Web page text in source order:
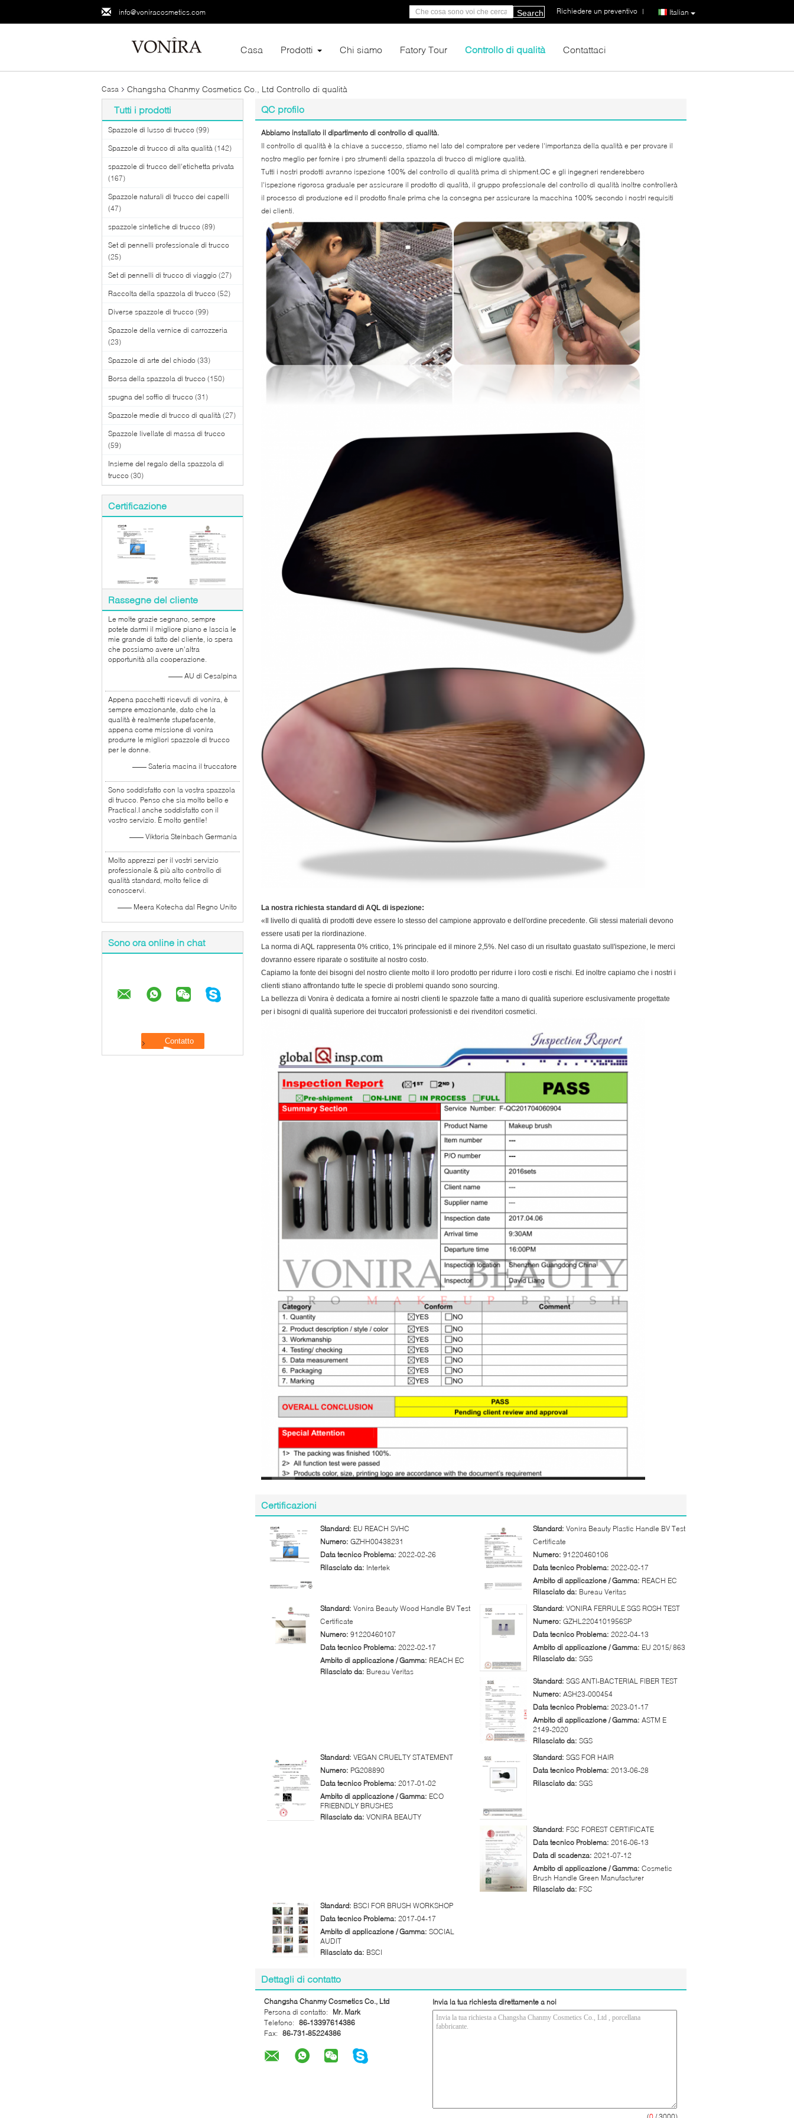
info@voniracosmetics.com Italian
Richiedere un preventivo |
Search
Casa Prodotti Chi siamo Fatory Tour Controllo di qualità Contattaci
Casa Changsha Chanmy Cosmetics Co., Ltd Controllo di qualità
Tutti i prodotti
Spazzole di lusso di trucco (99)
Spazzole di trucco di alta qualità (142)
spazzole di trucco dell'etichetta privata
(167)
Spazzole naturali di trucco dei capelli
(47)
spazzole sintetiche di trucco (89)
Set di pennelli professionale di trucco
(25)
Set di pennelli di trucco di viaggio (27)
Raccolta della spazzola di trucco (52)
Diverse spazzole di trucco (99)
Spazzole della vernice di carrozzeria
(23)
Spazzole di arte del chiodo (33)
Borsa della spazzola di trucco (150)
spugna del soffio di trucco (31)
Spazzole medie di trucco di qualità (27)
Spazzole livellate di massa di trucco
(59)
Insieme del regalo della spazzola di
trucco (30)
Certificazione
Rassegne del cliente
Le molte grazie segnano, sempre
potete darmi il migliore piano e lascia le
mie grande di tatto del cliente, io spera
che possiamo avere un'altra
opportunità alla cooperazione.
—— AU di Cesalpina
Appena pacchetti ricevuti di vonira, è
sempre emozionante, dato che la
qualità è realmente stupefacente,
appena come missione di vonira
produrre le migliori spazzole di trucco
per le donne.
—— Sateria macina il truccatore
Sono soddisfatto con la vostra spazzola
di trucco. Penso che sia molto bello e
Practical.I anche soddisfatto con il
vostro servizio. È molto gentile!
—— Viktoria Steinbach Germania
Molto apprezzi per il vostri servizio
professionale & più alto controllo di
qualità standard, molto felice di
conoscervi.
—— Meera Kotecha dal Regno Unito
Sono ora online in chat
QC profilo
Abbiamo installato il dipartimento di controllo di qualità.
Il controllo di qualità è la chiave a successo, stiamo nel lato del compratore per vedere l'importanza della qualità e per provare il
nostro meglio per fornire i pro strumenti della spazzola di trucco di migliore qualità.
Tutti i nostri prodotti avranno ispezione 100% del controllo di qualità prima di shipment.QC e gli ingegneri renderebbero
l'ispezione rigorosa graduale per assicurare il prodotto di qualità, il gruppo professionale del controllo di qualità inoltre controllerà
il processo di produzione ed il prodotto finale prima che la consegna per assicurare la macchina 100% secondo i nostri requisiti
dei clienti.
La nostra richiesta standard di AQL di ispezione:
«Il livello di qualità di prodotti deve essere lo stesso del campione approvato e dell'ordine precedente. Gli stessi materiali devono
essere usati per la riordinazione.
La norma di AQL rappresenta 0% critico, 1% principale ed il minore 2,5%. Nel caso di un risultato guastato sull'ispezione, le merci
dovranno essere riparate o sostituite al nostro costo.
Capiamo la fonte dei bisogni del nostro cliente molto il loro prodotto per ridurre i loro costi e rischi. Ed inoltre capiamo che i nostri i
clienti stiano affrontando tutte le specie di problemi quando sono sourcing.
La bellezza di Vonira è dedicata a fornire ai nostri clienti le spazzole fatte a mano di qualità superiore esclusivamente progettate
per i bisogni di qualità superiore dei truccatori professionisti e dei rivenditori cosmetici.
Certificazioni
Standard: EU REACH SVHC
Numero: GZHH00438231
Data tecnico Problema: 2022-02-26
Rilasciato da: Intertek
Standard: Vonira Beauty Plastic Handle BV Test
Certificate
Numero: 91220460106
Data tecnico Problema: 2022-02-17
Ambito di applicazione / Gamma: REACH EC
Rilasciato da: Bureau Veritas
Standard: Vonira Beauty Wood Handle BV Test
Certificate
Numero: 91220460107
Data tecnico Problema: 2022-02-17
Ambito di applicazione / Gamma: REACH EC
Rilasciato da: Bureau Veritas
Standard: VONIRA FERRULE SGS ROSH TEST
Numero: GZHL2204101956SP
Data tecnico Problema: 2022-04-13
Ambito di applicazione / Gamma: EU 2015/ 863
Rilasciato da: SGS
Standard: SGS ANTI-BACTERIAL FIBER TEST
Numero: ASH23-000454
Data tecnico Problema: 2023-01-17
Ambito di applicazione / Gamma: ASTM E
2149-2020
Rilasciato da: SGS
Standard: VEGAN CRUELTY STATEMENT
Numero: PG208890
Data tecnico Problema: 2017-01-02
Ambito di applicazione / Gamma: ECO
FRIEBNDLY BRUSHES
Rilasciato da: VONIRA BEAUTY
Standard: SGS FOR HAIR
Data tecnico Problema: 2013-06-28
Rilasciato da: SGS
Standard: FSC FOREST CERTIFICATE
Data tecnico Problema: 2016-06-13
Data di scadenza: 2021-07-12
Ambito di applicazione / Gamma: Cosmetic
Brush Handle Green Manufacturer
Rilasciato da: FSC
Standard: BSCI FOR BRUSH WORKSHOP
Data tecnico Problema: 2017-04-17
Ambito di applicazione / Gamma: SOCIAL
AUDIT
Rilasciato da: BSCI
Dettagli di contatto
Changsha Chanmy Cosmetics Co., Ltd
Persona di contatto:
Mr. Mark
Telefono: 86-13397614386
Fax: 86-731-85224386
Invia la tua richiesta direttamente a noi